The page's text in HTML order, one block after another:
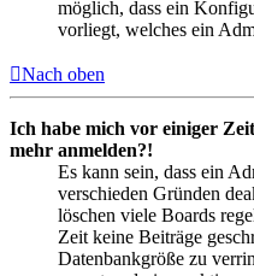
möglich, dass ein
vorliegt, welches ein
Nach oben
Ich habe mich vor einiger
mehr anmelden?!
Es kann sein, dass ein
verschieden Gründen
löschen viele Boards
Zeit keine Beiträge
Datenbankgröße zu